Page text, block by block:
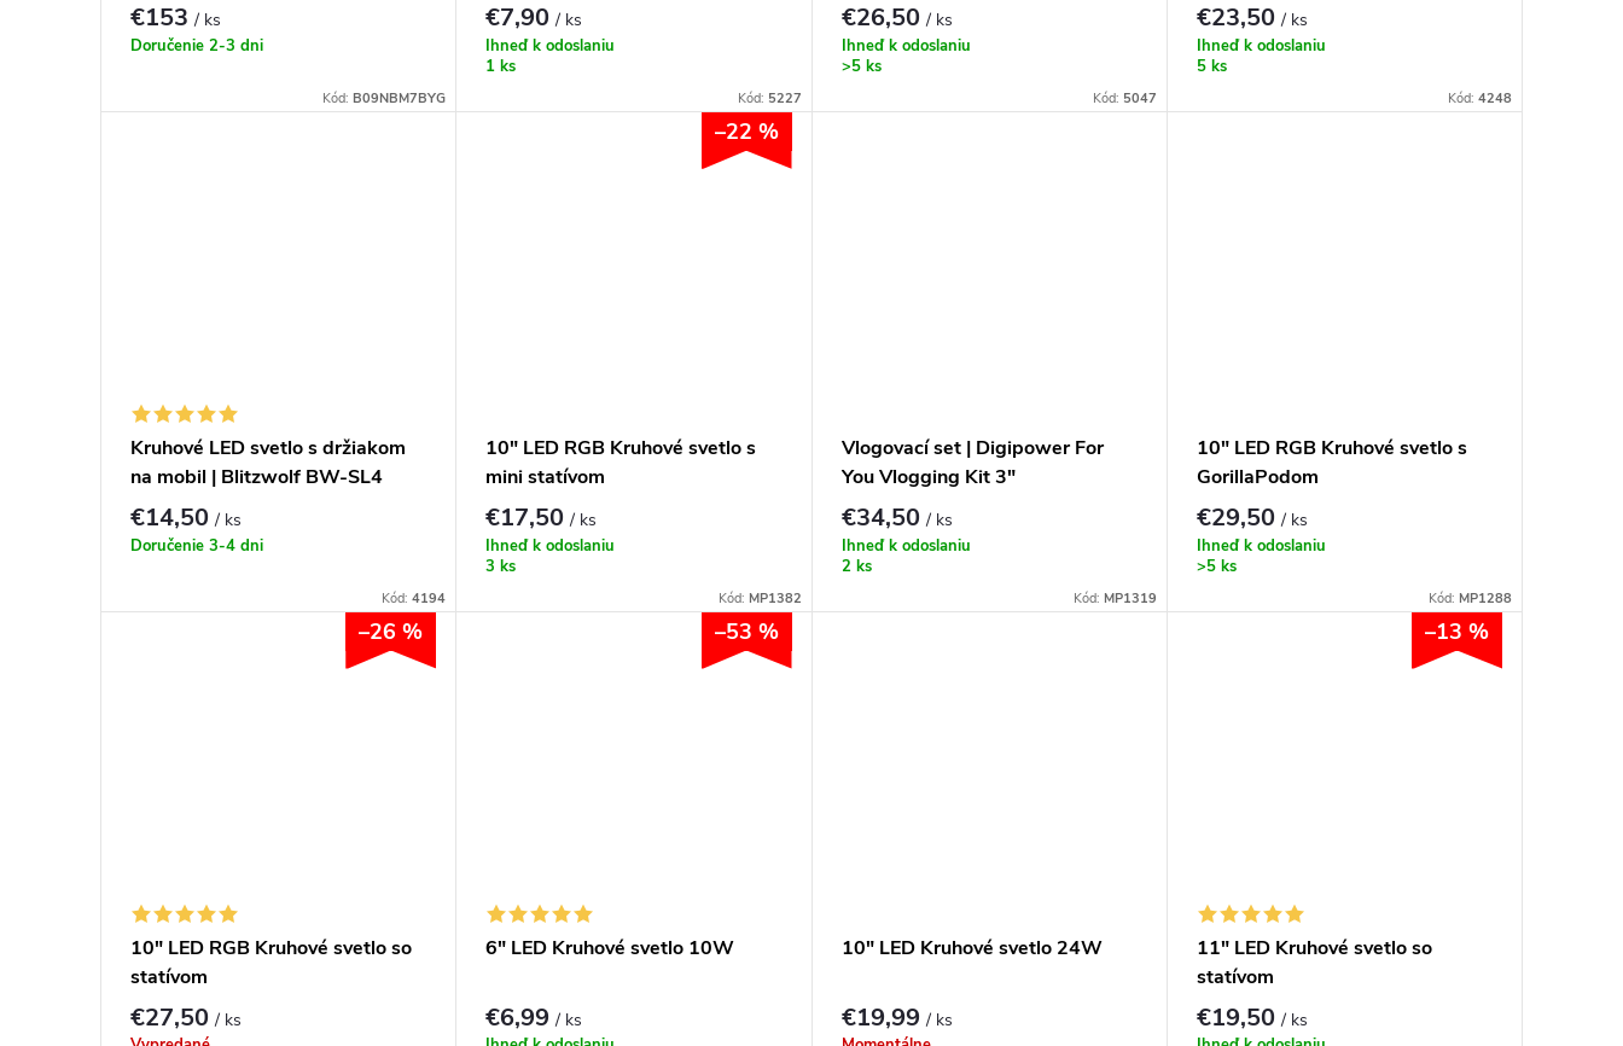
€153/ ks
Doručenie 2-3 dni
Kód:B09NBM7BYG
€7,90/ ks
Ihneď k odoslaniu
1 ks
Kód: 5227
€26,50/ ks
Ihneď k odoslaniu
>5 ks
Kód: 5047
€23,50/ ks
Ihneď k odoslaniu
5 ks
Kód: 4248
Kruhové LED svetlo s držiakom
na mobil | Blitzwolf BW-SL4
€14,50/ ks
Doručenie 3-4 dni
Kód:4194
–22 %
10" LED RGB Kruhové svetlo s
mini statívom
€17,50/ ks
Ihneď k odoslaniu
3 ks
Kód: MP1382
Vlogovací set | Digipower For
You Vlogging Kit 3"
€34,50/ ks
Ihneď k odoslaniu
2 ks
Kód: MP1319
10" LED RGB Kruhové svetlo s
GorillaPodom
€29,50/ ks
Ihneď k odoslaniu
>5 ks
Kód: MP1288
–26 %
10" LED RGB Kruhové svetlo so
statívom
€27,50/ ks
–53 %
6" LED Kruhové svetlo 10W
€6,99/ ks
10" LED Kruhové svetlo 24W
€19,99/ ks
–13 %
11" LED Kruhové svetlo so
statívom
€19,50/ ks